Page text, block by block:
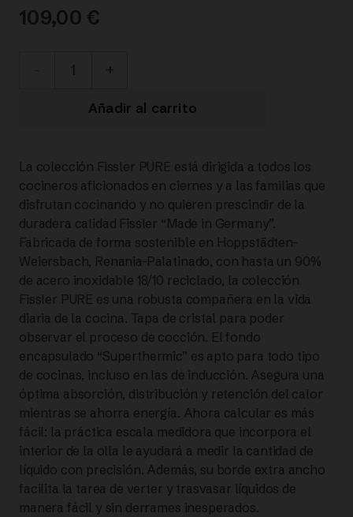
109,00 €
000/0
Pure
Profi®
OLLA
20
CM-
3,6 L
TAPA
DE
CRISTAL
Añadir al carrito
La colección Fissler PURE está dirigida a todos los
cocineros aficionados en ciernes y a las familias que
disfrutan cocinando y no quieren prescindir de la
duradera calidad Fissler “Made in Germany”.
Fabricada de forma sostenible en Hoppstädten-
Weiersbach, Renania-Palatinado, con hasta un 90%
de acero inoxidable 18/10 reciclado, la colección
Fissler PURE es una robusta compañera en la vida
diaria de la cocina. Tapa de cristal para poder
observar el proceso de cocción. El fondo
encapsulado “Superthermic” es apto para todo tipo
de cocinas, incluso en las de inducción. Asegura una
óptima absorción, distribución y retención del calor
mientras se ahorra energía. Ahora calcular es más
fácil: la práctica escala medidora que incorpora el
interior de la olla le ayudará a medir la cantidad de
líquido con precisión. Además, su borde extra ancho
facilita la tarea de verter y trasvasar líquidos de
manera fácil y sin derrames inesperados.